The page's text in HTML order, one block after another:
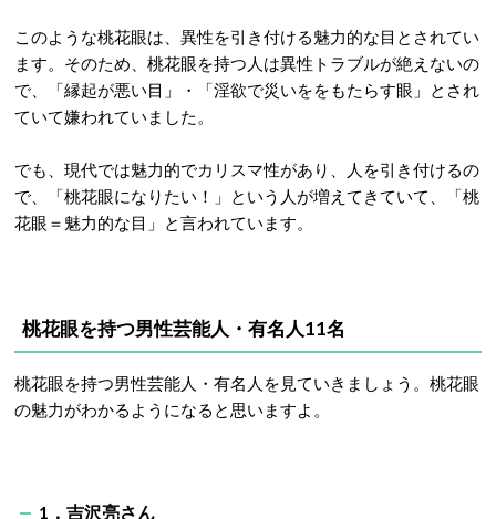
このような桃花眼は、異性を引き付ける魅力的な目とされてい
ます。そのため、桃花眼を持つ人は異性トラブルが絶えないの
で、「縁起が悪い目」・「淫欲で災いををもたらす眼」とされ
ていて嫌われていました。
でも、現代では魅力的でカリスマ性があり、人を引き付けるの
で、「桃花眼になりたい！」という人が増えてきていて、「桃
花眼＝魅力的な目」と言われています。
桃花眼を持つ男性芸能人・有名人11名
桃花眼を持つ男性芸能人・有名人を見ていきましょう。桃花眼
の魅力がわかるようになると思いますよ。
1．吉沢亮さん